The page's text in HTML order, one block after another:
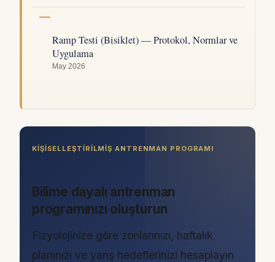
Ramp Testi (Bisiklet) — Protokol, Normlar ve
Uygulama
May 2026
KIŞISELLEŞTIRILMIŞ ANTRENMAN PROGRAMI
Bilime dayalı antrenman
programınızı oluşturun
Fizyolojinize göre zonlarınızı, haftalık
planınızı ve yarış hedeflerinizi hesaplayın